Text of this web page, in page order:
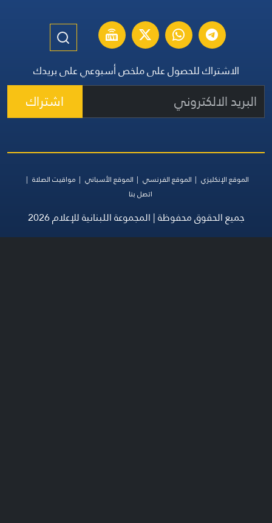
الاشتراك للحصول على ملخص أسبوعي على بريدك
اشتراك
الموقع الإنكليزي الموقع الفرنسي الموقع الأسباني
مواقيت الصلاة
اتصل بنا
جميع الحقوق محفوظة | المجموعة اللبنانية للإعلام 2026